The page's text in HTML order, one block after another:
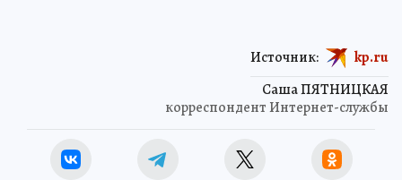
Саша ПЯТНИЦКАЯ
корреспондент Интернет-службы
Источник: kp.ru